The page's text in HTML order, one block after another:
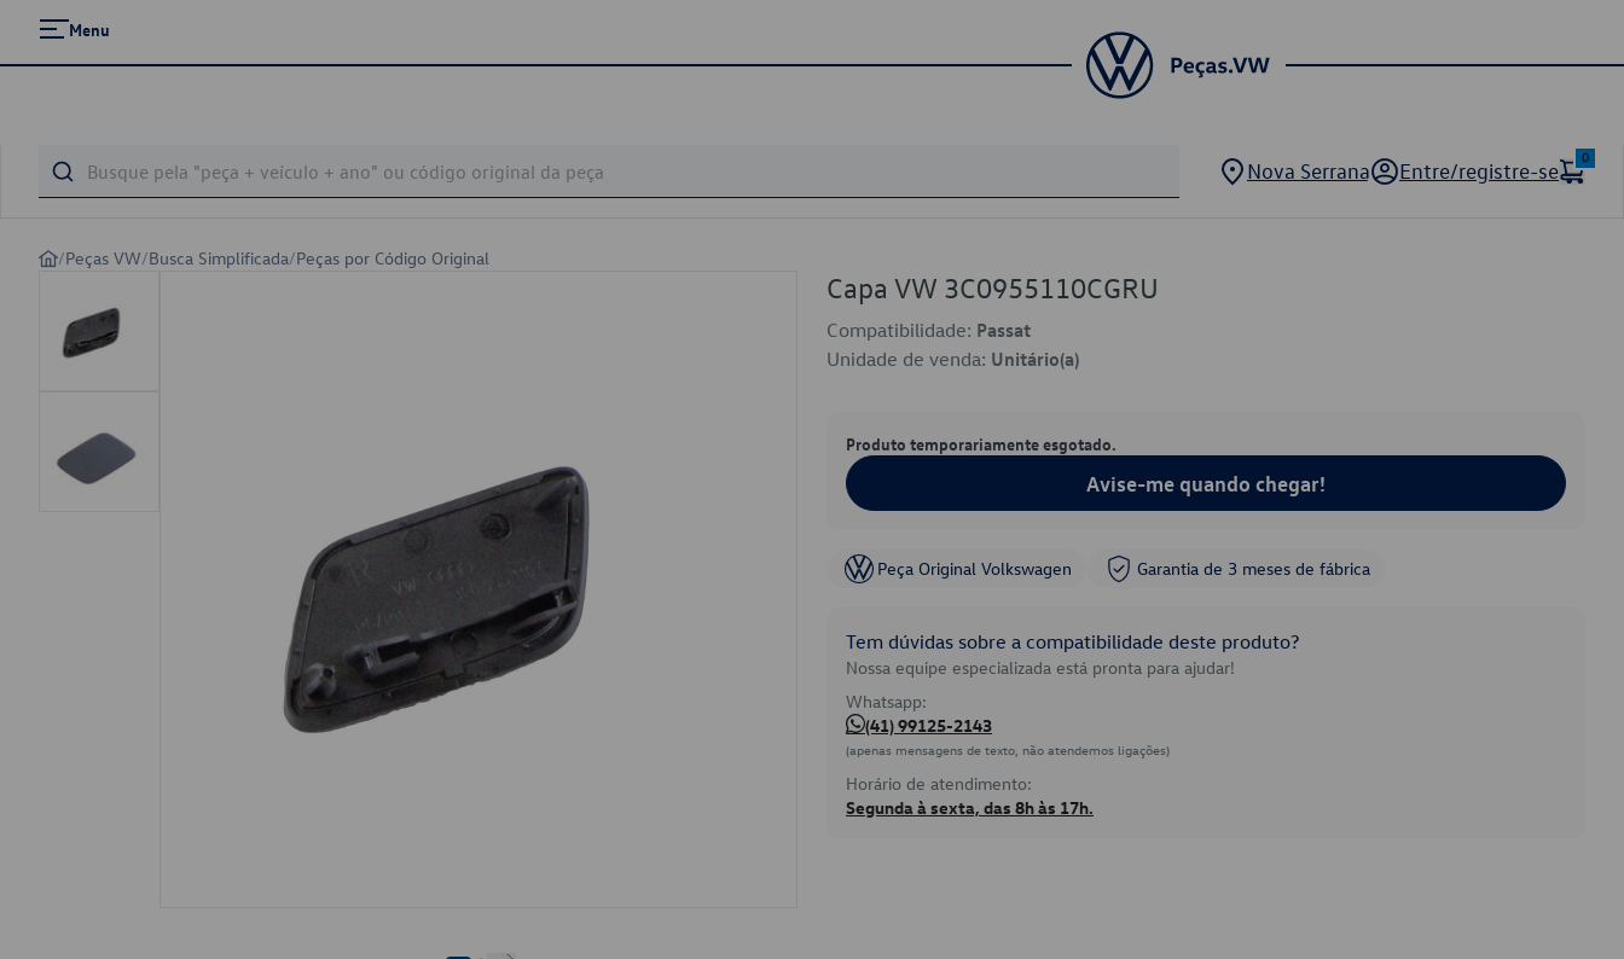
Menu
Nova Serrana Entre/registre-se
0
/Peças VW/Busca Simplificada/Peças por Código Original
Capa VW 3C0955110CGRU
Compatibilidade: Passat
Unidade de venda: Unitário(a)
Produto temporariamente esgotado.
Avise-me quando chegar!
Peça Original Volkswagen Garantia de 3 meses de fábrica
Tem dúvidas sobre a compatibilidade deste produto?
Nossa equipe especializada está pronta para ajudar!
Whatsapp:
(41) 99125-2143
(apenas mensagens de texto, não atendemos ligações)
Horário de atendimento:
Segunda à sexta, das 8h às 17h.